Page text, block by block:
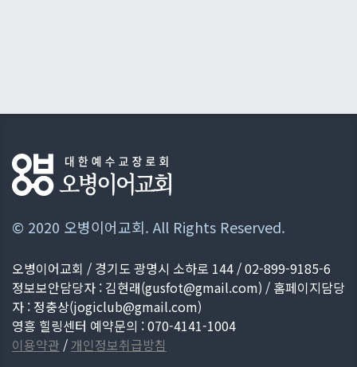
© 2020 오병이어교회. All Rights Reserved.
오병이어교회 / 경기도 광명시 소하로 144 / 02-899-9185-6
정보보안담당자 : 김현래(gusfot@gmail.com) / 홈페이지담당
자 : 정충상(jogiclub@gmail.com)
영흥 힐링센터 예약문의 : 070-4141-1004
이용약관 /개인정보취급방침